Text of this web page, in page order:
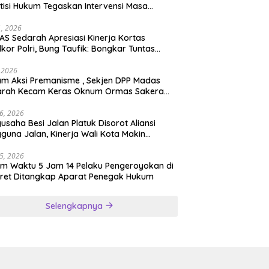
Hukum Tegaskan Intervensi Masa
2026
Sedarah Apresiasi Kinerja Kortas
Polri, Bung Taufik: Bongkar Tuntas
2026
Premanisme , Sekjen DPP Madas
Kecam Keras Oknum Ormas Sakera
2026
Besi Jalan Platuk Disorot Aliansi
Jalan, Kinerja Wali Kota Makin
2026
Waktu 5 Jam 14 Pelaku Pengeroyokan di
Ditangkap Aparat Penegak Hukum
Selengkapnya